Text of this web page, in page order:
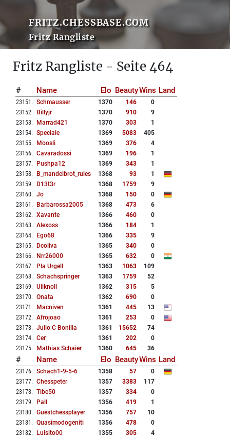
FRITZ.CHESSBASE.COM
Fritz Rangliste
Fritz Rangliste - Seite 464
# Name Elo BeautyWins Land
23151 . Schmausser 1370 146
0
23152. Billyjr 1370 910
9
23153. Marrad421 1370 303
1
23154. Speciale 1369 5083
405
23155. Moosli 1369 376
4
23156. Cavaradossi 1369 196
1
23157. Pushpa12 1369 343
1
23158. B_mandelbrot_rules 1368 93
1
23159. D13t3r 1368 1759
9
23160. Jo 1368 150
0
23161 . Barbarossa2005 1368 473
6
23162. Xavante 1366 460
0
23163. Alexoss 1366 184
1
23164. Ego68 1366 335
9
23165. Dcoliva 1365 340
0
23166. Nrr26000 1365 632
0
23167. Pla Urgell 1363 1063
109
23168. Schachspringer 1363 1759
52
23169. Uliknoll 1362 315
5
23170. Onata 1362 690
0
23171 . Macniven 1361 445
13
23172. Afrojoao 1361 253
0
23173. Julio C Bonilla 1361 15652
74
23174. Cer 1361 202
0
23175. Mathias Schaier 1360 645 36
# Name Elo BeautyWins Land
23176. Schach1-9-5-6 1358 57
0
23177. Chesspeter 1357 3383
117
23178. Tibe50 1357 334
0
23179. Pall 1356 419
1
23180. Guestchessplayer 1356 757
10
23181 . Quasimodogeniti 1356 478
0
23182. Luisito00 1355 305
4